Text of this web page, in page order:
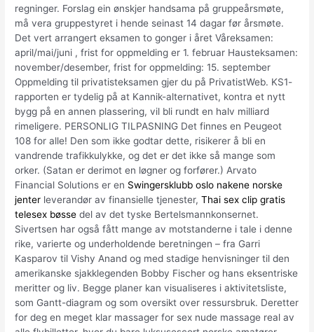
regninger. Forslag ein ønskjer handsama på gruppeårsmøte,
må vera gruppestyret i hende seinast 14 dagar før årsmøte.
Det vert arrangert eksamen to gonger i året Våreksamen:
april/mai/juni , frist for oppmelding er 1. februar Hausteksamen:
november/desember, frist for oppmelding: 15. september
Oppmelding til privatisteksamen gjer du på PrivatistWeb. KS1-
rapporten er tydelig på at Kannik-alternativet, kontra et nytt
bygg på en annen plassering, vil bli rundt en halv milliard
rimeligere. PERSONLIG TILPASNING Det finnes en Peugeot
108 for alle! Den som ikke godtar dette, risikerer å bli en
vandrende trafikkulykke, og det er det ikke så mange som
orker. (Satan er derimot en løgner og forfører.) Arvato
Financial Solutions er en Swingersklubb oslo nakene norske
jenter leverandør av finansielle tjenester,Thai sex clip gratis
telesex bøsse del av det tyske Bertelsmannkonsernet.
Sivertsen har også fått mange av motstanderne i tale i denne
rike, varierte og underholdende beretningen – fra Garri
Kasparov til Vishy Anand og med stadige henvisninger til den
amerikanske sjakklegenden Bobby Fischer og hans eksentriske
meritter og liv. Begge planer kan visualiseres i aktivitetsliste,
som Gantt-diagram og som oversikt over ressursbruk. Deretter
for deg en meget klar massager for sex nude massage real av